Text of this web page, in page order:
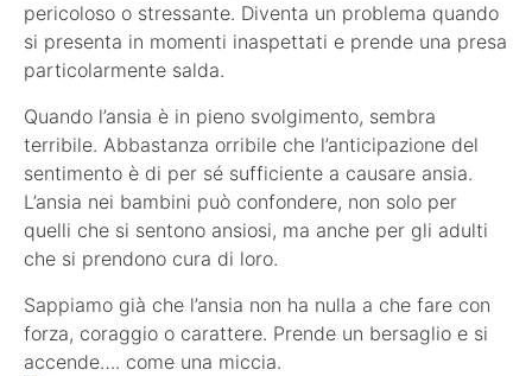
pericoloso o stressante. Diventa un problema quando
si presenta in momenti inaspettati e prende una presa
particolarmente salda.
Quando l’ansia è in pieno svolgimento, sembra
terribile. Abbastanza orribile che l’anticipazione del
sentimento è di per sé sufficiente a causare ansia.
L’ansia nei bambini può confondere, non solo per
quelli che si sentono ansiosi, ma anche per gli adulti
che si prendono cura di loro.
Sappiamo già che l’ansia non ha nulla a che fare con
forza, coraggio o carattere. Prende un bersaglio e si
accende…. come una miccia.